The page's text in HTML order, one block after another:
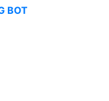
BOT